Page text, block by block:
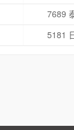
7689
5181